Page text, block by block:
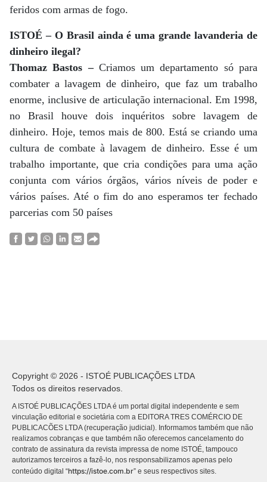
feridos com armas de fogo.
ISTOÉ – O Brasil ainda é uma grande lavanderia de
dinheiro ilegal?
Thomaz Bastos –Criamos um departamento só para
combater a lavagem de dinheiro, que faz um trabalho
enorme, inclusive de articulação internacional. Em 1998,
no Brasil houve dois inquéritos sobre lavagem de
dinheiro. Hoje, temos mais de 800. Está se criando uma
cultura de combate à lavagem de dinheiro. Esse é um
trabalho importante, que cria condições para uma ação
conjunta com vários órgãos, vários níveis de poder e
vários países. Até o fim do ano esperamos ter fechado
parcerias com 50 países
Copyright © 2026 - ISTOÉ PUBLICAÇÕES LTDA
Todos os direitos reservados.
A ISTOÉ PUBLICAÇÕES LTDA é um portal digital independente e sem
vinculação editorial e societária com a EDITORA TRES COMÉRCIO DE
PUBLICACÕES LTDA (recuperação judicial). Informamos também que não
realizamos cobranças e que também não oferecemos cancelamento do
contrato de assinatura da revista impressa de nome ISTOÉ, tampouco
autorizamos terceiros a fazê-lo, nos responsabilizamos apenas pelo
conteúdo digital “https://istoe.com.br” e seus respectivos sites.